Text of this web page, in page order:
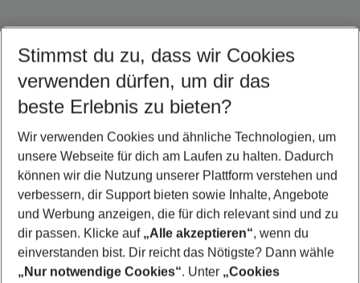
Quicklinks
Flug & Hotel Seychellen
Pauschalreisen Seychellen
Stimmst du zu, dass wir Cookies
verwenden dürfen, um dir das
beste Erlebnis zu bieten?
Wir verwenden Cookies und ähnliche Technologien, um
unsere Webseite für dich am Laufen zu halten. Dadurch
können wir die Nutzung unserer Plattform verstehen und
verbessern, dir Support bieten sowie Inhalte, Angebote
und Werbung anzeigen, die für dich relevant sind und zu
dir passen. Klicke auf „Alle akzeptieren“, wenn du
einverstanden bist. Dir reicht das Nötigste? Dann wähle
„Nur notwendige Cookies“. Unter „Cookies